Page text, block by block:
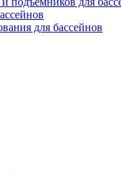
для бассейнов